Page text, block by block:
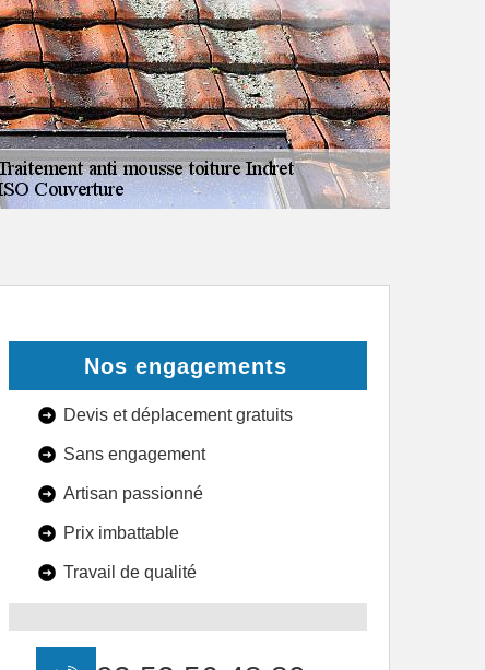
Nos engagements
Devis et déplacement gratuits
Sans engagement
Artisan passionné
Prix imbattable
Travail de qualité